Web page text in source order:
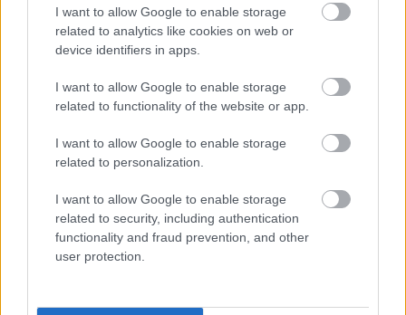
I want to allow Google to enable storage
related to analytics like cookies on web or
device identifiers in apps.
I want to allow Google to enable storage
related to functionality of the website or app.
I want to allow Google to enable storage
related to personalization.
I want to allow Google to enable storage
related to security, including authentication
functionality and fraud prevention, and other
user protection.